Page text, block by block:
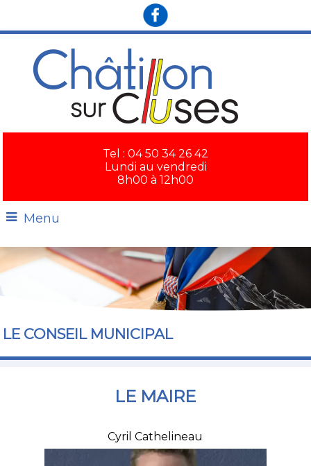
×
Tel : 04 50 34 26 42
Lundi au vendredi
8h00 à 12h00
Menu
LE CONSEIL MUNICIPAL
LE MAIRE
Cyril Cathelineau